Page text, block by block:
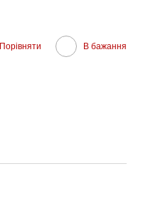
Порівняти В бажання